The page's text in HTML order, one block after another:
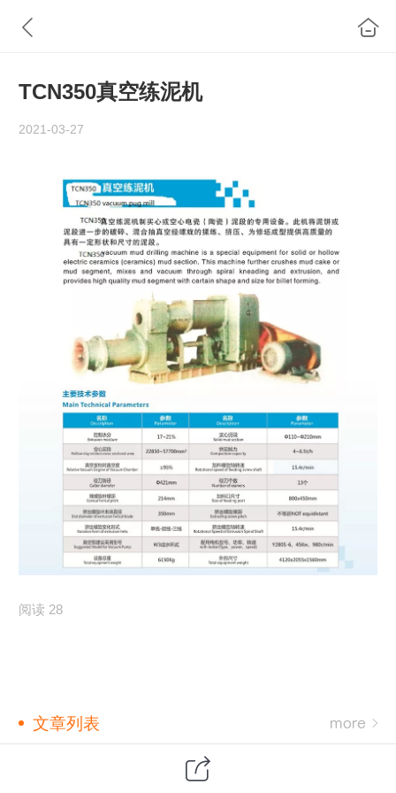
TCN350真空练泥机
2021-03-27
阅读 28
文章列表
Как нам противостоять